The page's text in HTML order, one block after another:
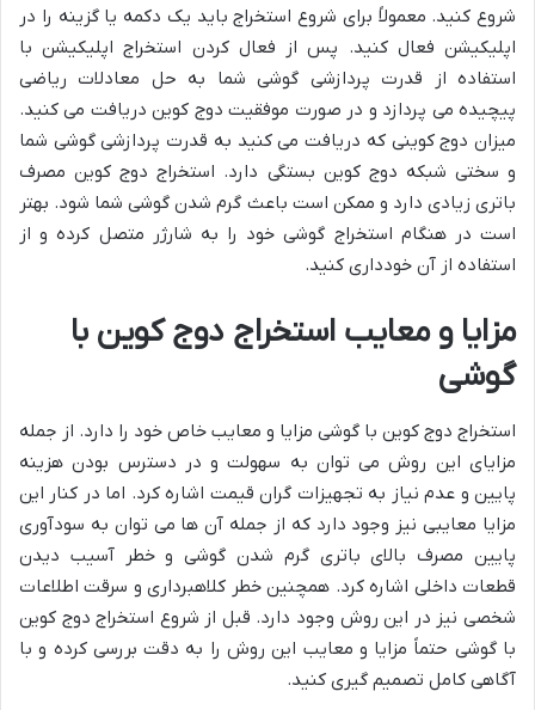
شروع کنید. معمولاً برای شروع استخراج باید یک دکمه یا گزینه را در
اپلیکیشن فعال کنید. پس از فعال کردن استخراج اپلیکیشن با
استفاده از قدرت پردازشی گوشی شما به حل معادلات ریاضی
پیچیده می پردازد و در صورت موفقیت دوج کوین دریافت می کنید.
میزان دوج کوینی که دریافت می کنید به قدرت پردازشی گوشی شما
و سختی شبکه دوج کوین بستگی دارد. استخراج دوج کوین مصرف
باتری زیادی دارد و ممکن است باعث گرم شدن گوشی شما شود. بهتر
است در هنگام استخراج گوشی خود را به شارژر متصل کرده و از
استفاده از آن خودداری کنید.
مزایا و معایب استخراج دوج کوین با
گوشی
استخراج دوج کوین با گوشی مزایا و معایب خاص خود را دارد. از جمله
مزایای این روش می توان به سهولت و در دسترس بودن هزینه
پایین و عدم نیاز به تجهیزات گران قیمت اشاره کرد. اما در کنار این
مزایا معایبی نیز وجود دارد که از جمله آن ها می توان به سودآوری
پایین مصرف بالای باتری گرم شدن گوشی و خطر آسیب دیدن
قطعات داخلی اشاره کرد. همچنین خطر کلاهبرداری و سرقت اطلاعات
شخصی نیز در این روش وجود دارد. قبل از شروع استخراج دوج کوین
با گوشی حتماً مزایا و معایب این روش را به دقت بررسی کرده و با
آگاهی کامل تصمیم گیری کنید.